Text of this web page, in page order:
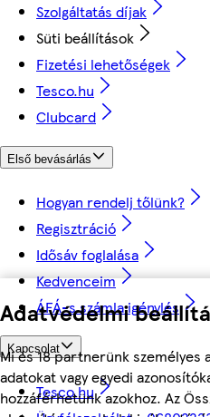
Adatvédelmi
Mi és 18 partnerünk személyes
adatokat vagy egyedi
hozzáférhetünk azokhoz. Az
Szolgáltatás díjak
Süti beállítások
Fizetési lehetőségek
Tesco.hu
Clubcard
Első bevásárlás
Hogyan rendelj tőlünk?
Regisztráció
Idősáv foglalása
Kedvenceim
ÁFÁ-s számla igénylés
Kapcsolat
Tesco.hu